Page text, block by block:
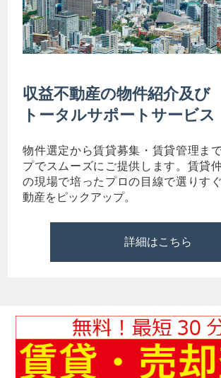
収益不動産の物件紹介及び
トータルサポートサービス
物件選定から賃貸募集・賃貸管理ま
プでスムーズにご提供します。賃貸
の現場で培ったプロの目線で選りす
動産をピックアップ。
詳細はこちら